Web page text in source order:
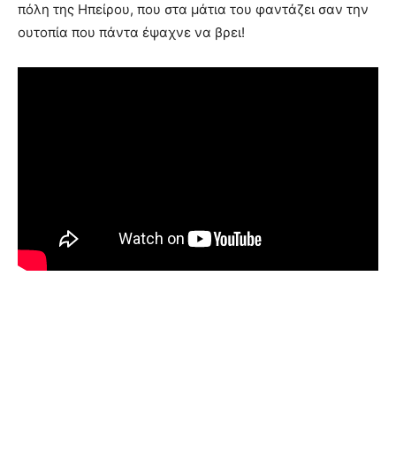
πόλη της Ηπείρου, που στα μάτια του φαντάζει σαν την
ουτοπία που πάντα έψαχνε να βρει!